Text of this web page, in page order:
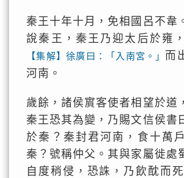
秦王十年十月，免相國呂不韋
說秦王，秦王乃迎太后於雍
【集解】徐廣曰：「入南宮。」 而
河南。
歲餘，諸侯賔客使者相望於道
秦王恐其為變，乃賜文信侯書
於秦？秦封君河南，食十萬
秦？號稱仲父。其與家屬徙處
自度稍侵，恐誅，乃飲酖而死